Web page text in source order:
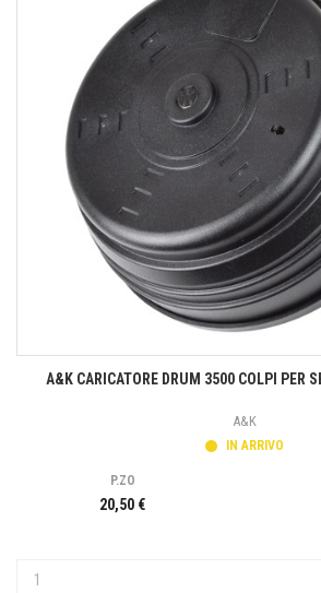
A&K CARICATORE DRUM 3500 COLPI PER
A&K
IN ARRIVO
P.ZO
20,50 €